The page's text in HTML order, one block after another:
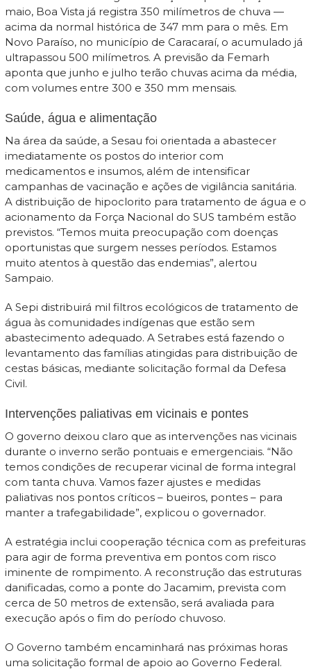
maio, Boa Vista já registra 350 milímetros de chuva —
acima da normal histórica de 347 mm para o mês. Em
Novo Paraíso, no município de Caracaraí, o acumulado já
ultrapassou 500 milímetros. A previsão da Femarh
aponta que junho e julho terão chuvas acima da média,
com volumes entre 300 e 350 mm mensais.
Saúde, água e alimentação
Na área da saúde, a Sesau foi orientada a abastecer
imediatamente os postos do interior com
medicamentos e insumos, além de intensificar
campanhas de vacinação e ações de vigilância sanitária.
A distribuição de hipoclorito para tratamento de água e o
acionamento da Força Nacional do SUS também estão
previstos. “Temos muita preocupação com doenças
oportunistas que surgem nesses períodos. Estamos
muito atentos à questão das endemias”, alertou
Sampaio.
A Sepi distribuirá mil filtros ecológicos de tratamento de
água às comunidades indígenas que estão sem
abastecimento adequado. A Setrabes está fazendo o
levantamento das famílias atingidas para distribuição de
cestas básicas, mediante solicitação formal da Defesa
Civil.
Intervenções paliativas em vicinais e pontes
O governo deixou claro que as intervenções nas vicinais
durante o inverno serão pontuais e emergenciais. “Não
temos condições de recuperar vicinal de forma integral
com tanta chuva. Vamos fazer ajustes e medidas
paliativas nos pontos críticos – bueiros, pontes – para
manter a trafegabilidade”, explicou o governador.
A estratégia inclui cooperação técnica com as prefeituras
para agir de forma preventiva em pontos com risco
iminente de rompimento. A reconstrução das estruturas
danificadas, como a ponte do Jacamim, prevista com
cerca de 50 metros de extensão, será avaliada para
execução após o fim do período chuvoso.
O Governo também encaminhará nas próximas horas
uma solicitação formal de apoio ao Governo Federal.